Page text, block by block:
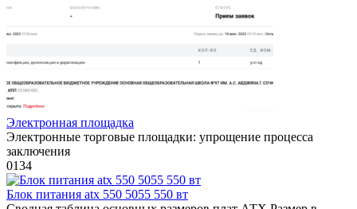
Электронная площадка
Электронные торговые площадки: упрощение процесса
заключения
0134
Блок питания atx 550 5055 550 вт